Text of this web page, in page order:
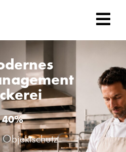
40%
Objektschutz